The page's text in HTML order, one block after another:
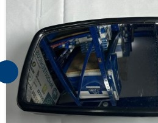
de
imágenes
de
imágenes